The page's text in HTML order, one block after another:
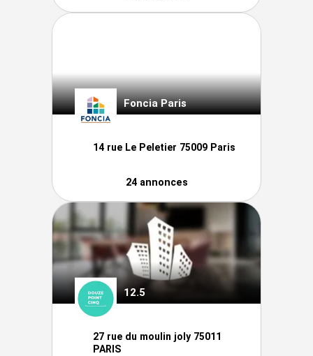
Foncia Paris
14 rue Le Peletier 75009 Paris
24 annonces
12.5
27 rue du moulin joly 75011
PARIS